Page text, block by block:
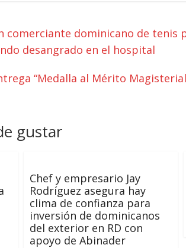
comerciante dominicano de tenis
desangrado en el hospital
“Medalla al Mérito
gustar
Chef y empresario Jay
Rodríguez asegura hay
clima de confianza para
inversión de dominicanos
del exterior en RD con
apoyo de Abinader